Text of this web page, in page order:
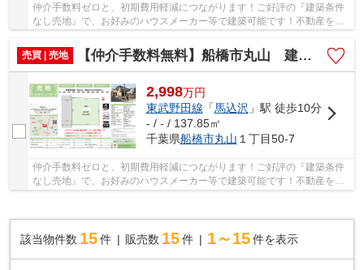
仲介手数料ゼロと、初期費用軽減につながります！ご好評の『建築条件
なし売地』で、お好みのハウスメーカー等で建築可能です！不動産を探
売買 | 売地
【仲介手数料無料】船橋市丸山 建築条件なし売地
2,998万円
東武野田線 「馬込沢 」駅 徒歩10分
- / - / 137.85㎡
千葉県船橋市丸山 １丁目50-7
仲介手数料ゼロと、初期費用軽減につながります！ご好評の『建築条件
なし売地』で、お好みのハウスメーカー等で建築可能です！不動産を探
該当物件数 15件 販売数 15 件 1～15 件を表示